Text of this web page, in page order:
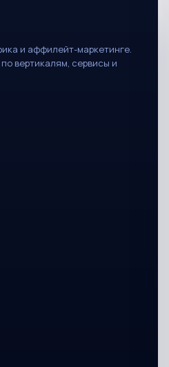
и аффилейт-маркетинге.
вертикалям, сервисы и